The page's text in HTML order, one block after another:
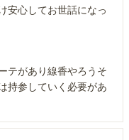
安心してお世話になっ
テがあり線香やろうそ
持参していく必要があ